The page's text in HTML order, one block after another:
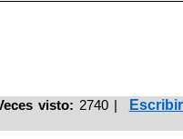
visto: 2740 |